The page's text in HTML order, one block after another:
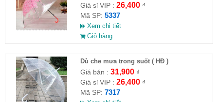
Giá sỉ VIP : 26,400₫
Mã SP: 5337
Xem chi tiết
Giỏ hàng
Dù che mưa trong suốt ( HĐ )
Giá bán : 31,900₫
Giá sỉ VIP : 26,400₫
Mã SP: 7317